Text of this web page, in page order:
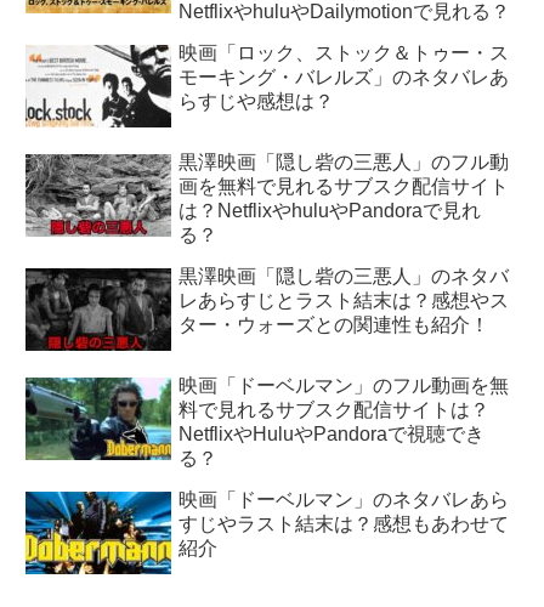
NetflixやhuluやDailymotionで見れる？
映画「ロック、ストック＆トゥー・ス
モーキング・バレルズ」のネタバレあ
らすじや感想は？
黒澤映画「隠し砦の三悪人」のフル動
画を無料で見れるサブスク配信サイト
は？NetflixやhuluやPandoraで見れ
る？
黒澤映画「隠し砦の三悪人」のネタバ
レあらすじとラスト結末は？感想やス
ター・ウォーズとの関連性も紹介！
映画「ドーベルマン」のフル動画を無
料で見れるサブスク配信サイトは？
NetflixやHuluやPandoraで視聴でき
る？
映画「ドーベルマン」のネタバレあら
すじやラスト結末は？感想もあわせて
紹介